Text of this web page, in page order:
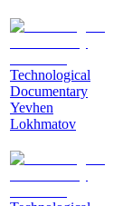
Technological
Documentary
Yevhen
Lokhmatov